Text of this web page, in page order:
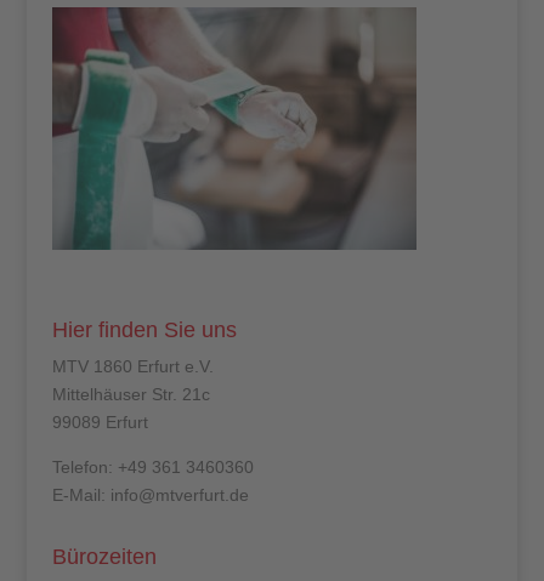
Hier finden Sie uns
MTV 1860 Erfurt e.V.
Mittelhäuser Str. 21c
99089 Erfurt
Telefon: +49 361 3460360
E-Mail: info@mtverfurt.de
Bürozeiten